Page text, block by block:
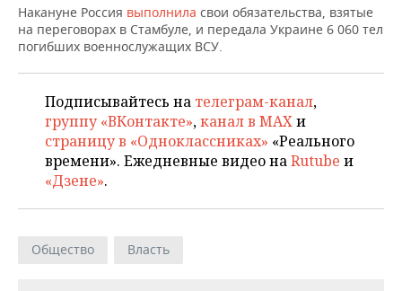
ХОККЕЙ С МЯЧОМ
ПРОИСШЕСТВИЯ
Накануне Россия выполнила свои обязательства, взятые
на переговорах в Стамбуле, и передала Украине 6 060 тел
погибших военнослужащих ВСУ.
Подписывайтесь на телеграм-канал,
группу «ВКонтакте»,канал в MAXи
страницу в «Одноклассниках» «Реального
времени». Ежедневные видео наRutube и
«Дзене».
Общество Власть